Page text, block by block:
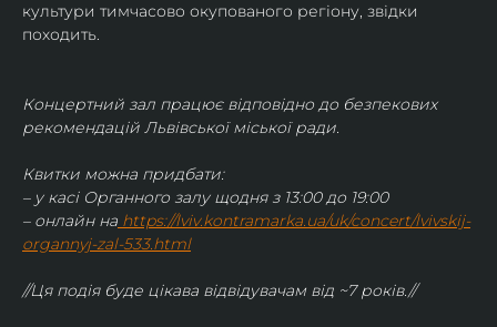
культури тимчасово окупованого регіону, звідки
походить.
Концертний зал працює відповідно до безпекових
рекомендацій Львівської міської ради.
Квитки можна придбати:
– у касі Органного залу щодня з 13:00 до 19:00
– онлайн на https://lviv.kontramarka.ua/uk/concert/lvivskij-
organnyj-zal-533.html
//Ця подія буде цікава відвідувачам від ~7 років.//